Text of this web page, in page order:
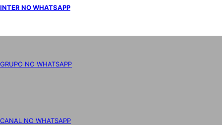
INTER NO WHATSAPP
GRUPO NO WHATSAPP
CANAL NO WHATSAPP